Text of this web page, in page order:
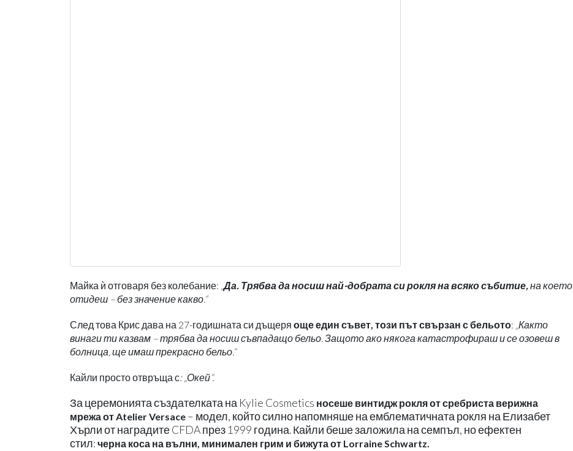
Майка ѝ отговаря без колебание: „Да. Трябва да носиш най-добрата си рокля на всяко събитие,на което
отидеш – без значение какво.“
След това Крис дава на 27-годишната си дъщеря още един съвет, този път свързан с бельото: „Както
винаги ти казвам – трябва да носиш съвпадащо бельо. Защото ако някога катастрофираш и се озовеш в
болница, ще имаш прекрасно бельо.“
Кайли просто отвръща с: „Окей“.
За церемонията създателката на Kylie Cosmetics носеше винтидж рокля от сребриста верижна
мрежаот Atelier Versace – модел, който силно напомняше на емблематичната рокля на Елизабет
Хърли от наградите CFDA през 1999 година. Кайли беше заложила на семпъл, но ефектен
стил: черна коса на вълни, минимален грим и бижута от Lorraine Schwartz.